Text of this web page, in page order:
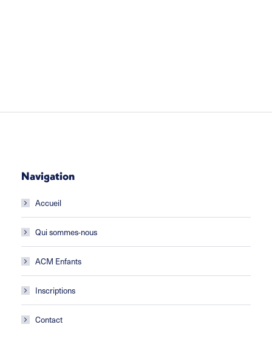
Navigation
Accueil
Qui sommes-nous
ACM Enfants
Inscriptions
Contact